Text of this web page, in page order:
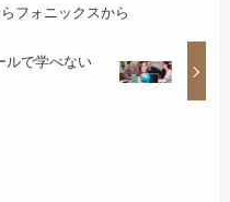
フォニックスから
ルで学べない